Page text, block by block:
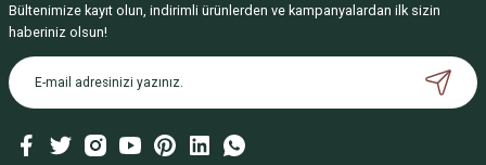
Ürün resmi kalitesiz, bozuk veya görüntülenemiyor.
Ürün açıklamasında eksik bilgiler bulunuyor.
Ürün bilgilerinde hatalar bulunuyor.
Bu ürüne benzer farklı alternatifler olmalı.
Bültenimize kayıt olun, indirimli ürünlerden ve kampanyalardan ilk sizin
haberiniz olsun!